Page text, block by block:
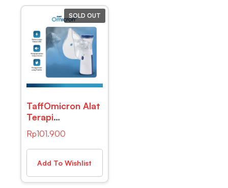
SOLD OUT
TaffOmicron Alat
Terapi
Pernapasan
Handheld
Nebulizer USB -
JSL-W302
Rp101.900
Add To Wishlist